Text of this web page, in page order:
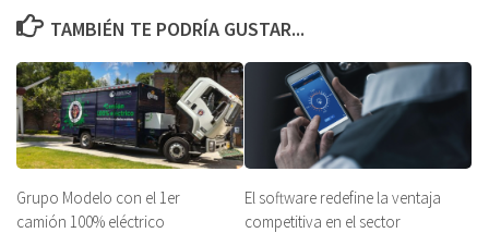
TAMBIÉN TE PODRÍA GUSTAR...
Grupo Modelo con el 1er
camión 100% eléctrico
El software redefine la ventaja
competitiva en el sector